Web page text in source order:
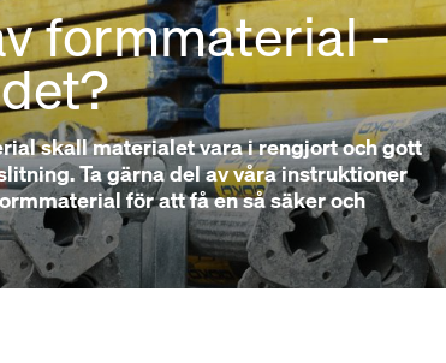
formmaterial -
skall materialet vara i rengjort och gott
Ta gärna del av våra instruktioner
för att få en så säker och